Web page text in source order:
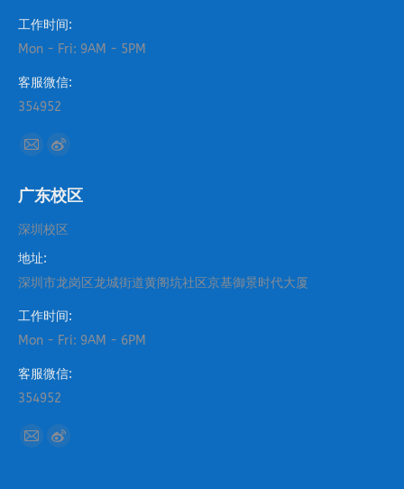
工作时间:
Mon - Fri: 9AM - 5PM
客服微信:
354952
找到我们：
Mail
opens
in
new
Weibo
opens
in
广东校区
深圳校区
地址:
深圳市龙岗区龙城街道黄阁坑社区京基御景时代大厦
工作时间:
Mon - Fri: 9AM - 6PM
客服微信:
354952
找到我们：
MailWeibo